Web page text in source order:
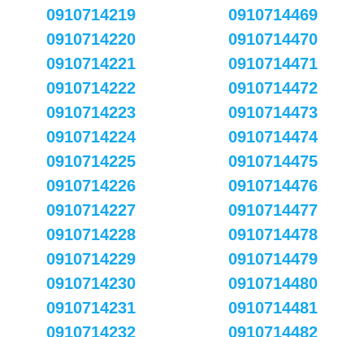
0910714219
0910714220
0910714221
0910714222
0910714223
0910714224
0910714225
0910714226
0910714227
0910714228
0910714229
0910714230
0910714231
0910714232
0910714469
0910714470
0910714471
0910714472
0910714473
0910714474
0910714475
0910714476
0910714477
0910714478
0910714479
0910714480
0910714481
0910714482